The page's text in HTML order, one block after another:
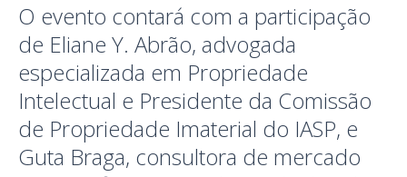
O evento contará com a participação
de Eliane Y. Abrão, advogada
especializada em Propriedade
Intelectual e Presidente da Comissão
de Propriedade Imaterial do IASP, e
Guta Braga, consultora de mercado